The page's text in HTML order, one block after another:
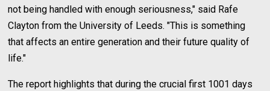
not being handled with enough seriousness," said Rafe
Clayton from the University of Leeds. "This is something
that affects an entire generation and their future quality of
life."
The report highlights that during the crucial first 1001 days